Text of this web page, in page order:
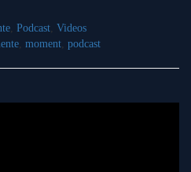
Podcast Videos
moment podcast